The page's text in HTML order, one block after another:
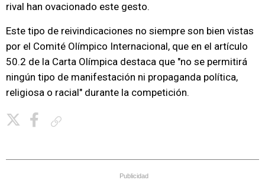
rival han ovacionado este gesto.
Este tipo de reivindicaciones no siempre son bien vistas
por el Comité Olímpico Internacional, que en el artículo
50.2 de la Carta Olímpica destaca que "no se permitirá
ningún tipo de manifestación ni propaganda política,
religiosa o racial" durante la competición.
Publicidad